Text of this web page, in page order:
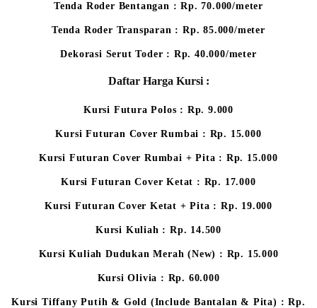
Tenda Roder Bentangan : Rp. 70.000/meter
Tenda Roder Transparan : Rp. 85.000/meter
Dekorasi Serut Toder : Rp. 40.000/meter
Daftar Harga Kursi :
Kursi Futura Polos : Rp. 9.000
Kursi Futuran Cover Rumbai : Rp. 15.000
Kursi Futuran Cover Rumbai + Pita : Rp. 15.000
Kursi Futuran Cover Ketat : Rp. 17.000
Kursi Futuran Cover Ketat + Pita : Rp. 19.000
Kursi Kuliah : Rp. 14.500
Kursi Kuliah Dudukan Merah (New) : Rp. 15.000
Kursi Olivia : Rp. 60.000
Kursi Tiffany Putih & Gold (Include Bantalan & Pita) : Rp.